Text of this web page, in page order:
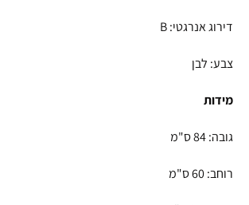
דירוג אנרגטי: B
צבע: לבן
מידות
גובה: 84 ס"מ
רוחב: 60 ס"מ